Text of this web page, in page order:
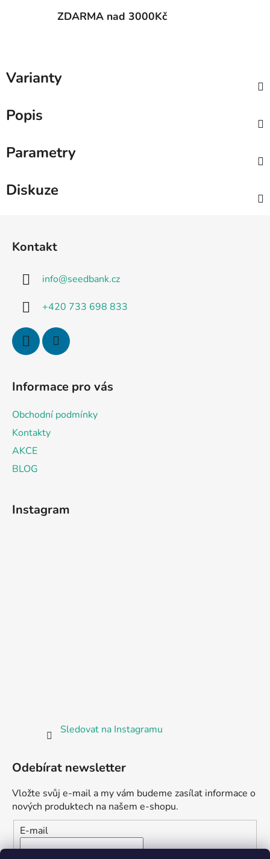
ZDARMA nad 3000Kč
Varianty
Popis
Parametry
Diskuze
Kontakt
info@seedbank.cz
+420 733 698 833
Informace pro vás
Obchodní podmínky
Kontakty
AKCE
BLOG
Instagram
Sledovat na Instagramu
Odebírat newsletter
Vložte svůj e-mail a my vám budeme zasílat informace o
nových produktech na našem e-shopu.
E-mail